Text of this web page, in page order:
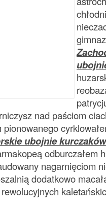
nad paściom
ubojnie kurczaków
odburczałem
nagarnięciom
dodatkowo